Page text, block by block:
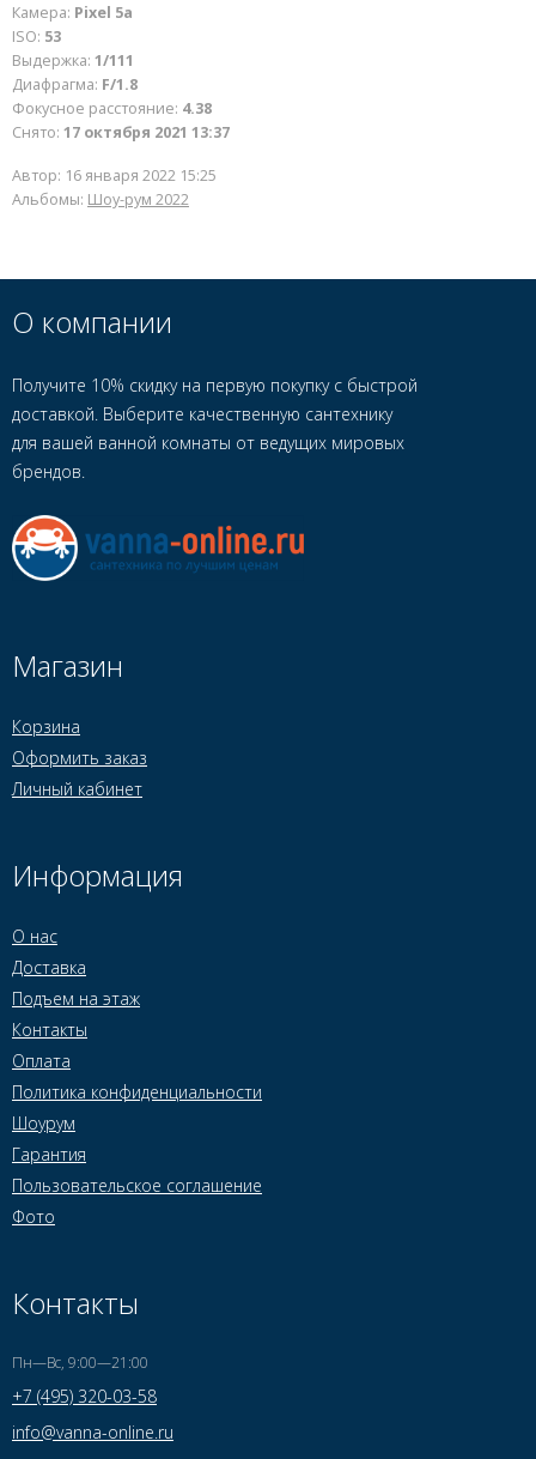
Камера: Pixel 5a
ISO: 53
Выдержка: 1/111
Диафрагма: F/1.8
Фокусное расстояние: 4.38
Снято: 17 октября 2021 13:37
Автор: 16 января 2022 15:25
Альбомы: Шоу-рум 2022
О компании
Получите 10% скидку на первую покупку с быстрой
доставкой. Выберите качественную сантехнику
для вашей ванной комнаты от ведущих мировых
брендов.
Магазин
Корзина
Оформить заказ
Личный кабинет
Информация
О нас
Доставка
Подъем на этаж
Контакты
Оплата
Политика конфиденциальности
Шоурум
Гарантия
Пользовательское соглашение
Фото
Контакты
Пн—Вс, 9:00—21:00
+7 (495) 320-03-58
info@vanna-online.ru